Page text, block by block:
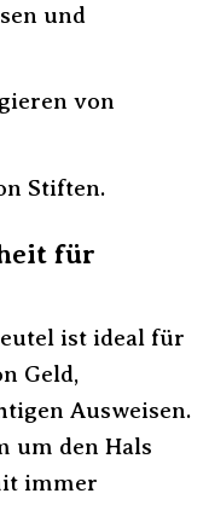
und
von
Stiften.
für
ist ideal für
Geld,
Ausweisen.
um den Hals
immer